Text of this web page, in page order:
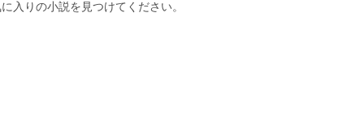
入りの小説を見つけてください。